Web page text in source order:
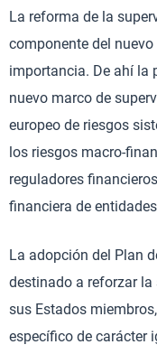
La reforma de la
componente del
importancia. De ahí la
nuevo marco de
europeo de riesgos
los riesgos macro-
reguladores
financiera de
La adopción del Plan
destinado a reforzar la
sus Estados
específico de carácter